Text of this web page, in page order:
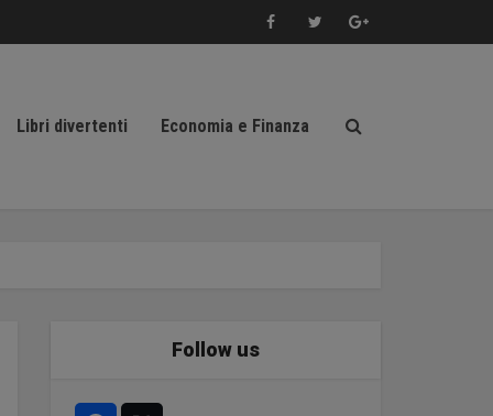
Libri divertenti Economia e Finanza
Follow us